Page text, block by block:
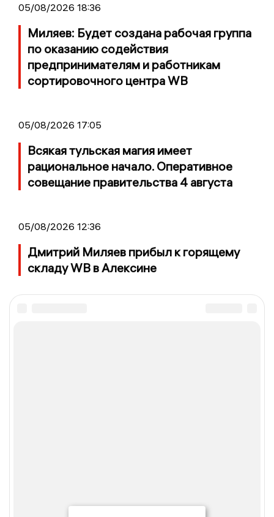
05/08/2026 18:36
Миляев: Будет создана рабочая группа
по оказанию содействия
предпринимателям и работникам
сортировочного центра WB
05/08/2026 17:05
Всякая тульская магия имеет
рациональное начало. Оперативное
совещание правительства 4 августа
05/08/2026 12:36
Дмитрий Миляев прибыл к горящему
складу WB в Алексине